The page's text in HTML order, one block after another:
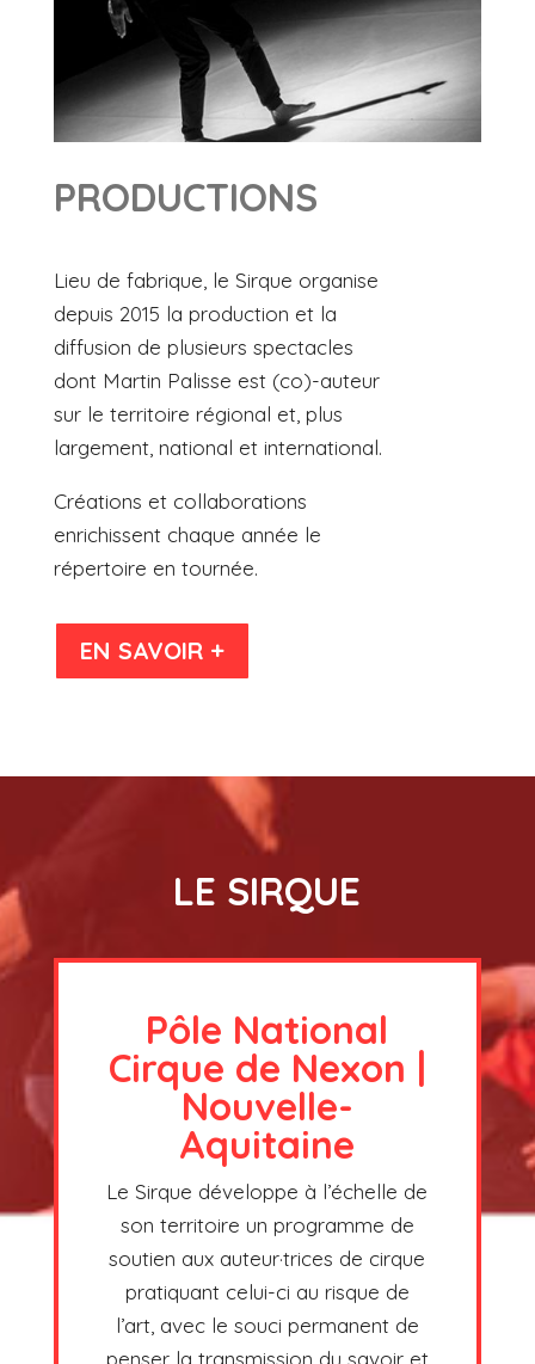
PRODUCTIONS
Lieu de fabrique, le Sirque organise
depuis 2015 la production et la
diffusion de plusieurs spectacles
dont Martin Palisse est (co)-auteur
sur le territoire régional et, plus
largement, national et international.
Créations et collaborations
enrichissent chaque année le
répertoire en tournée.
EN SAVOIR +
LE SIRQUE
Pôle National
Cirque de Nexon |
Nouvelle-
Aquitaine
Le Sirque développe à l’échelle de
son territoire un programme de
soutien aux auteur·trices de cirque
pratiquant celui-ci au risque de
l’art, avec le souci permanent de
penser la transmission du savoir et